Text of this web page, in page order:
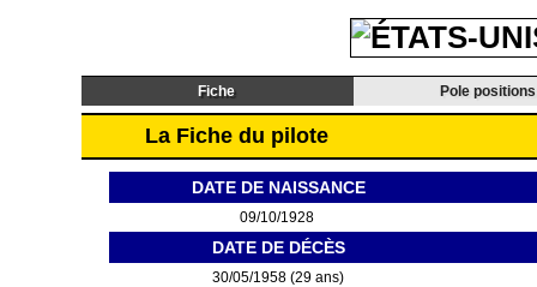
Fiche Pole positions
La Fiche du pilote
DATE DE NAISSANCE
09/10/1928
DATE DE DÉCÈS
30/05/1958 (29 ans)